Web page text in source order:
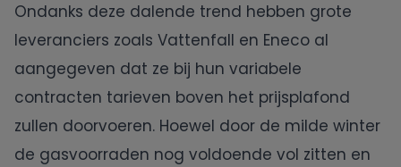
Ondanks deze dalende trend hebben grote
leveranciers zoals Vattenfall en Eneco al
aangegeven dat ze bij hun variabele
contracten tarieven boven het prijsplafond
zullen doorvoeren. Hoewel door de milde winter
de gasvoorraden nog voldoende vol zitten en